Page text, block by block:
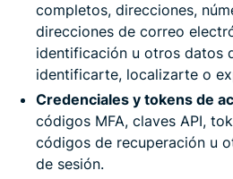
completos, direcciones,
direcciones de correo
identificación u otros datos
identificarte, localizarte o
Credenciales y tokens de
códigos MFA, claves API,
códigos de recuperación u
de sesión.